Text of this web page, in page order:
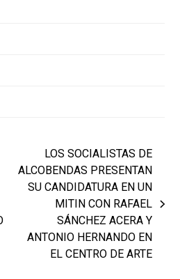
LOS SOCIALISTAS DE
ALCOBENDAS PRESENTAN
SU CANDIDATURA EN UN
MITIN CON RAFAEL
SÁNCHEZ ACERA Y
ANTONIO HERNANDO EN
EL CENTRO DE ARTE